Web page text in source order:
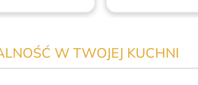
W TWOJEJ KUCHNI